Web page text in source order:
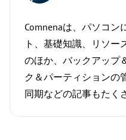
Comnenaは、パソコ
ト、基礎知識、リソー
のほか、バックアップ
ク＆パーティションの
同期などの記事もたく